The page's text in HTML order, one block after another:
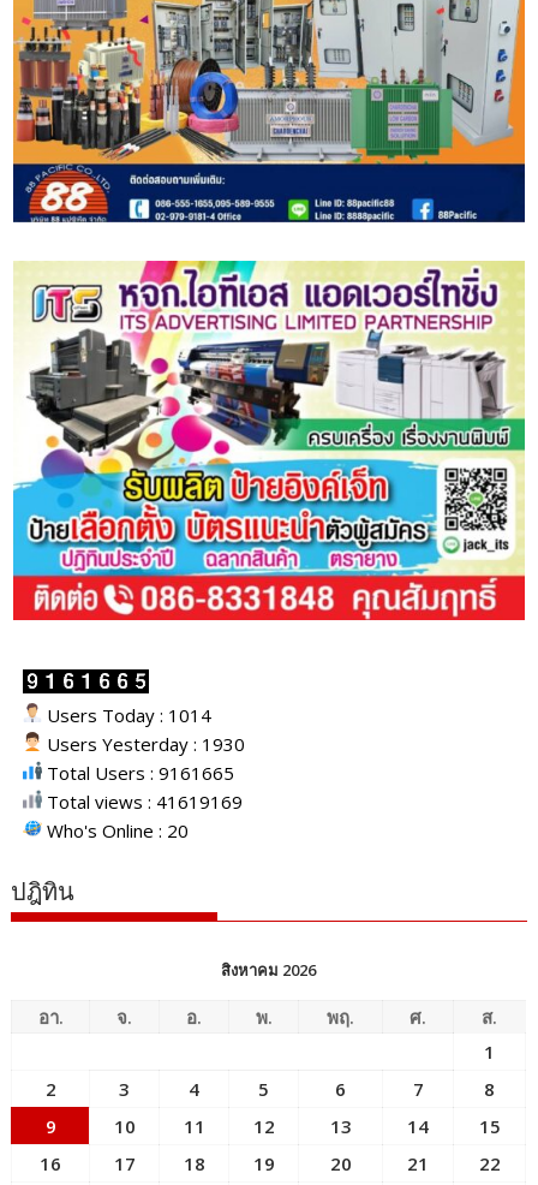
Users Today : 1014
Users Yesterday : 1930
Total Users : 9161665
Total views : 41619169
Who's Online : 20
ปฎิทิน
สิงหาคม 2026
อา. จ. อ. พ. พฤ. ศ.
ส.
1
2
3 4 5 6 7
8
9
10 11 12 13 14
15
16
17 18 19 20 21
22